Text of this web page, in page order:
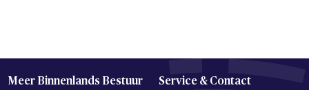
Meer Binnenlands Bestuur Service & Contact